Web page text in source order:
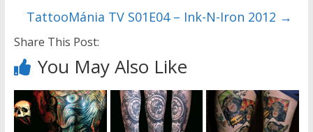
TattooMánia TV S01E04 – Ink-N-Iron 2012 →
Share This Post:
You May Also Like